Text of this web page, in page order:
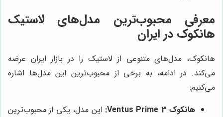
معرفی محبوب‌ترین مدل‌های لاستیک
هانکوک در ایران
هانکوک، مدل‌های متنوعی از لاستیک را در بازار ایران عرضه
می‌کند. در ادامه، به برخی از محبوب‌ترین این مدل‌ها اشاره
می‌کنیم:
هانکوک Ventus Prime 3:
این مدل، یکی از محبوب‌ترین